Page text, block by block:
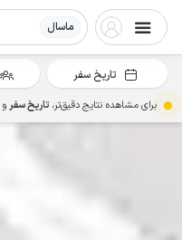
ماسال
تاریخ سفر
برای مشاهده نتایج دقیق‌تر، تاریخ سفرو